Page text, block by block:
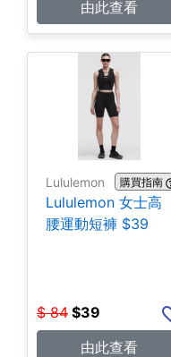
由此查看
Lululemon 購買指南
Lululemon 女士高
腰運動短褲 $39
$ 84 $39
由此查看